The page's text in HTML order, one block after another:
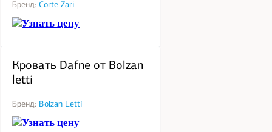
Бренд: Corte Zari
Узнать цену
Кровать Dafne от Bolzan
letti
Бренд: Bolzan Letti
Узнать цену